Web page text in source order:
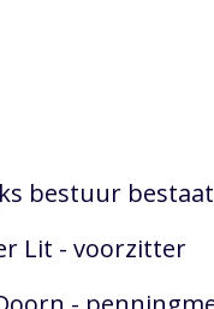
bestuur
Lit - voorzitter